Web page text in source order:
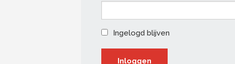
Ingelogd blijven